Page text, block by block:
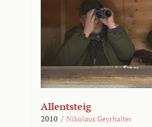
Allentsteig
2010 / Nikolaus Geyrhalter